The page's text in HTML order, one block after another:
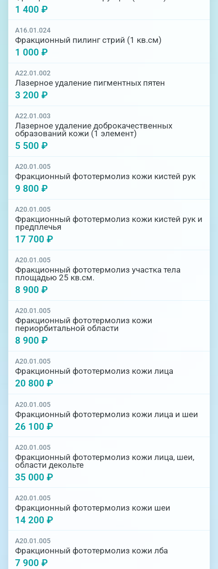
1 400 ₽
A16.01.024
Фракционный пилинг стрий (1 кв.см)
1 000 ₽
A22.01.002
Лазерное удаление пигментных пятен
3 200 ₽
A22.01.003
Лазерное удаление доброкачественных
образований кожи (1 элемент)
5 500 ₽
A20.01.005
Фракционный фототермолиз кожи кистей рук
9 800 ₽
A20.01.005
Фракционный фототермолиз кожи кистей рук и
предплечья
17 700 ₽
A20.01.005
Фракционный фототермолиз участка тела
площадью 25 кв.см.
8 900 ₽
A20.01.005
Фракционный фототермолиз кожи
периорбитальной области
8 900 ₽
A20.01.005
Фракционный фототермолиз кожи лица
20 800 ₽
A20.01.005
Фракционный фототермолиз кожи лица и шеи
26 100 ₽
A20.01.005
Фракционный фототермолиз кожи лица, шеи,
области декольте
35 000 ₽
A20.01.005
Фракционный фототермолиз кожи шеи
14 200 ₽
A20.01.005
Фракционный фототермолиз кожи лба
7 900 ₽